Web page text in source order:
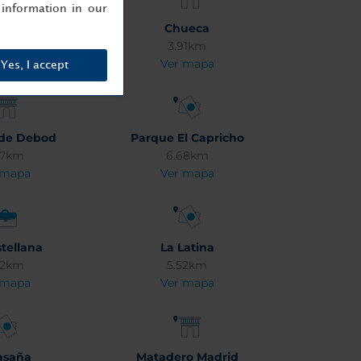
mapa
Chueca
3.91km
Ver mapa
Debod
Parque El Capricho
6.68km
Ver mapa
La Latina
5.52km
Ver mapa
Matadero Madrid
in our
Yes, I accept